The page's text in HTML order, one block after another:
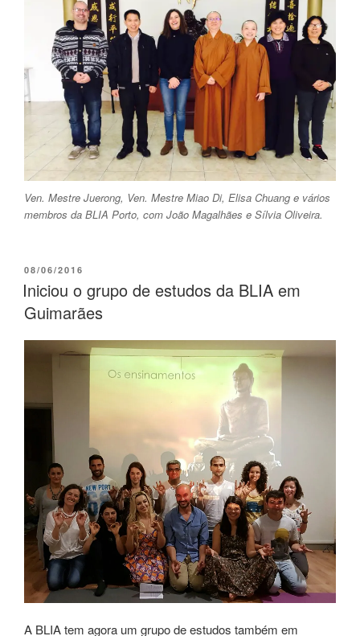
Ven. Mestre Juerong, Ven. Mestre Miao Di, Elisa Chuang e vários
membros da BLIA Porto, com João Magalhães e Sílvia Oliveira.
08/06/2016
Iniciou o grupo de estudos da BLIA em
Guimarães
A BLIA tem agora um grupo de estudos também em